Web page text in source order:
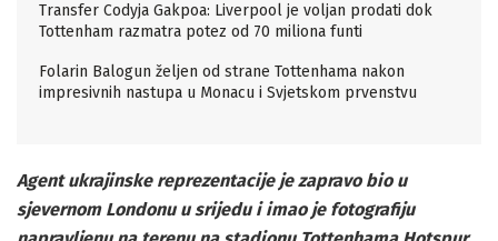
Transfer Codyja Gakpoa: Liverpool je voljan prodati dok
Tottenham razmatra potez od 70 miliona funti
Folarin Balogun željen od strane Tottenhama nakon
impresivnih nastupa u Monacu i Svjetskom prvenstvu
Agent ukrajinske reprezentacije je zapravo bio u
sjevernom Londonu u srijedu i imao je fotografiju